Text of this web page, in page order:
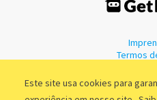
Este site usa cookies para
Termos